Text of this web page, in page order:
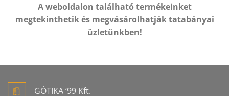
A weboldalon található termékeinket
megtekinthetik és megvásárolhatják tatabányai
üzletünkben!
GÓTIKA ‘99 Kft.